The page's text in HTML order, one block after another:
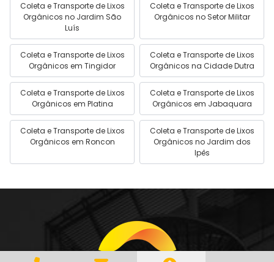
Coleta e Transporte de Lixos
Orgânicos no Jardim São
Luís
Coleta e Transporte de Lixos
Orgânicos no Setor Militar
Coleta e Transporte de Lixos
Orgânicos em Tingidor
Coleta e Transporte de Lixos
Orgânicos na Cidade Dutra
Coleta e Transporte de Lixos
Orgânicos em Platina
Coleta e Transporte de Lixos
Orgânicos em Jabaquara
Coleta e Transporte de Lixos
Orgânicos em Roncon
Coleta e Transporte de Lixos
Orgânicos no Jardim dos
Ipês